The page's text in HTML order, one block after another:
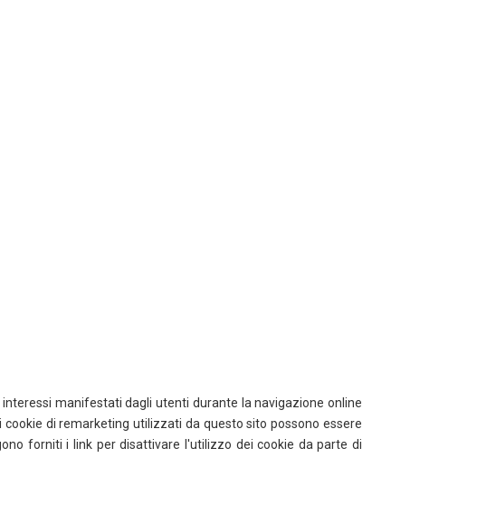
manifestati dagli utenti durante la navigazione online
di remarketing utilizzati da questo sito possono essere
forniti i link per disattivare l'utilizzo dei cookie da parte di